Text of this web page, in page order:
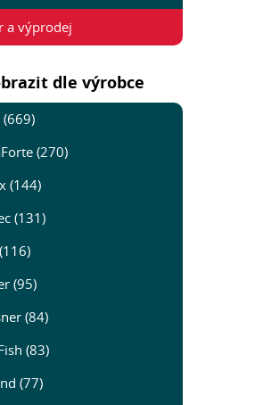
a výprodej
dle výrobce
(669)
(270)
(144)
(131)
(95)
(84)
(83)
(77)